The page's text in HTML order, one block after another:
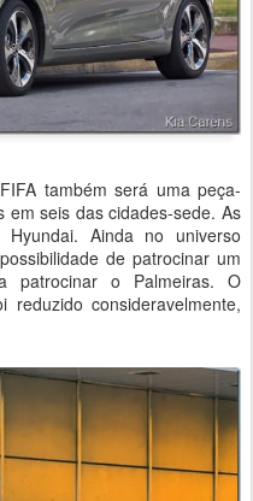
também será uma peça-
em seis das cidades-sede. As
Ainda no universo
de patrocinar um
o Palmeiras. O
reduzido consideravelmente,